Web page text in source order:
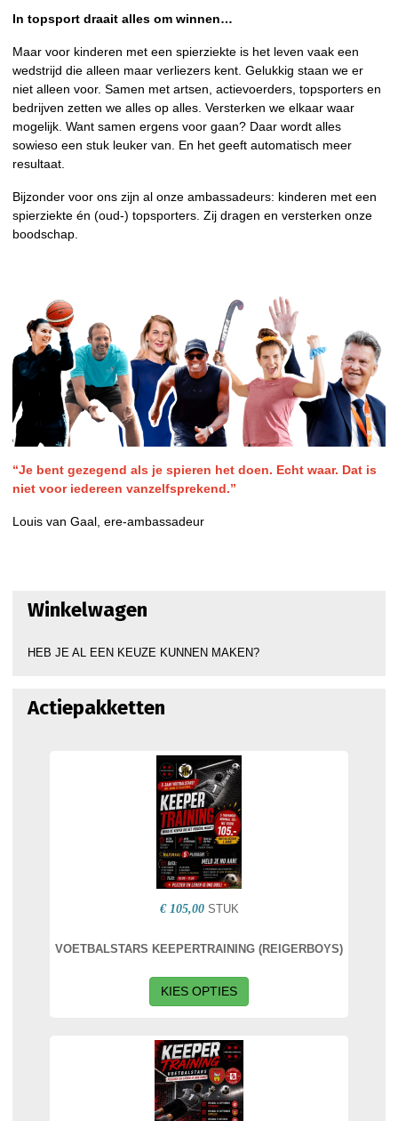
In topsport draait alles om winnen…
Maar voor kinderen met een spierziekte is het leven vaak een
wedstrijd die alleen maar verliezers kent. Gelukkig staan we er
niet alleen voor. Samen met artsen, actievoerders, topsporters en
bedrijven zetten we alles op alles. Versterken we elkaar waar
mogelijk. Want samen ergens voor gaan? Daar wordt alles
sowieso een stuk leuker van. En het geeft automatisch meer
resultaat.
Bijzonder voor ons zijn al onze ambassadeurs: kinderen met een
spierziekte én (oud-) topsporters. Zij dragen en versterken onze
boodschap.
“Je bent gezegend als je spieren het doen. Echt waar. Dat is
niet voor iedereen vanzelfsprekend.”
Louis van Gaal, ere-ambassadeur
Winkelwagen
HEB JE AL EEN KEUZE KUNNEN MAKEN?
Actiepakketten
€ 105,00 STUK
VOETBALSTARS KEEPERTRAINING (REIGERBOYS)
KIES OPTIES